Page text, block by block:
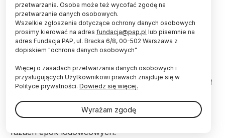
śnieżnej, gatunku zwanego też irbisem, dowodzi,
że to rzadkie dziś zwierzę z Azji Środkowej mogło
występować powszechnie na obszarze Półwyspu
Iberyjskiego przed 300 tys. laty.
Jak przekazały władze Muzeum Geologicznego w
Lizbonie, w którego kolekcji międzynarodowy zespół
naukowców natrafił na dobrze zachowaną
skamielinę czaszki, a także na fragmenty kości,
dotarcie do Europy pantery śnieżnej mogło wiązać
fazach epok lodowcowych.
przetwarzania. Osoba może też wycofać zgodę na
przetwarzanie danych osobowych.
Wszelkie zgłoszenia dotyczące ochrony danych osobowych
prosimy kierować na adres fundacja@pap.pl lub pisemnie na
adres Fundacja PAP, ul. Bracka 6/8, 00-502 Warszawa z
dopiskiem "ochrona danych osobowych"
Więcej o zasadach przetwarzania danych osobowych i
przysługujących Użytkownikowi prawach znajduje się w
Polityce prywatności. Dowiedz się więcej.
Wyrażam zgodę